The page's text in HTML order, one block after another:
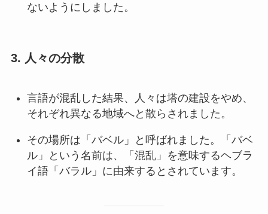
ないようにしました。
3. 人々の分散
言語が混乱した結果、人々は塔の建設をやめ、
それぞれ異なる地域へと散らされました。
その場所は「バベル」と呼ばれました。「バベ
ル」という名前は、「混乱」を意味するヘブラ
イ語「バラル」に由来するとされています。